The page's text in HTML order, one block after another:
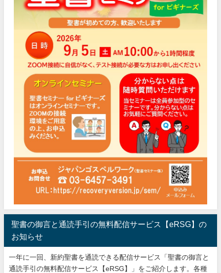
聖書の御言と通読手引の無料配信サービス【eRSG】の
お知らせ
一年に一回、新約聖書を通読できる配信サービス「聖書の御言と
通読手引の無料配信サービス【eRSG】」をご紹介します。各種